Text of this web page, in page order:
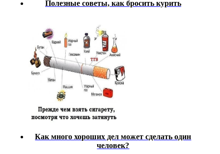
Полезные советы, как бросить курить
Как много хороших дел может сделать один
человек?